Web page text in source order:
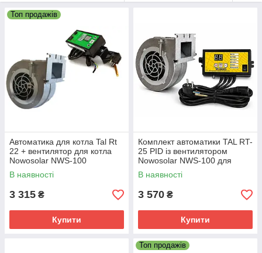
Топ продажів
Автоматика для котла Tal Rt
22 + вентилятор для котла
Nowosolar NWS-100
В наявності
3 315 ₴
Купити
Комплект автоматики TAL RT-
25 PID із вентилятором
Nowosolar NWS-100 для
твердопаливного котла
В наявності
3 570 ₴
Купити
Топ продажів